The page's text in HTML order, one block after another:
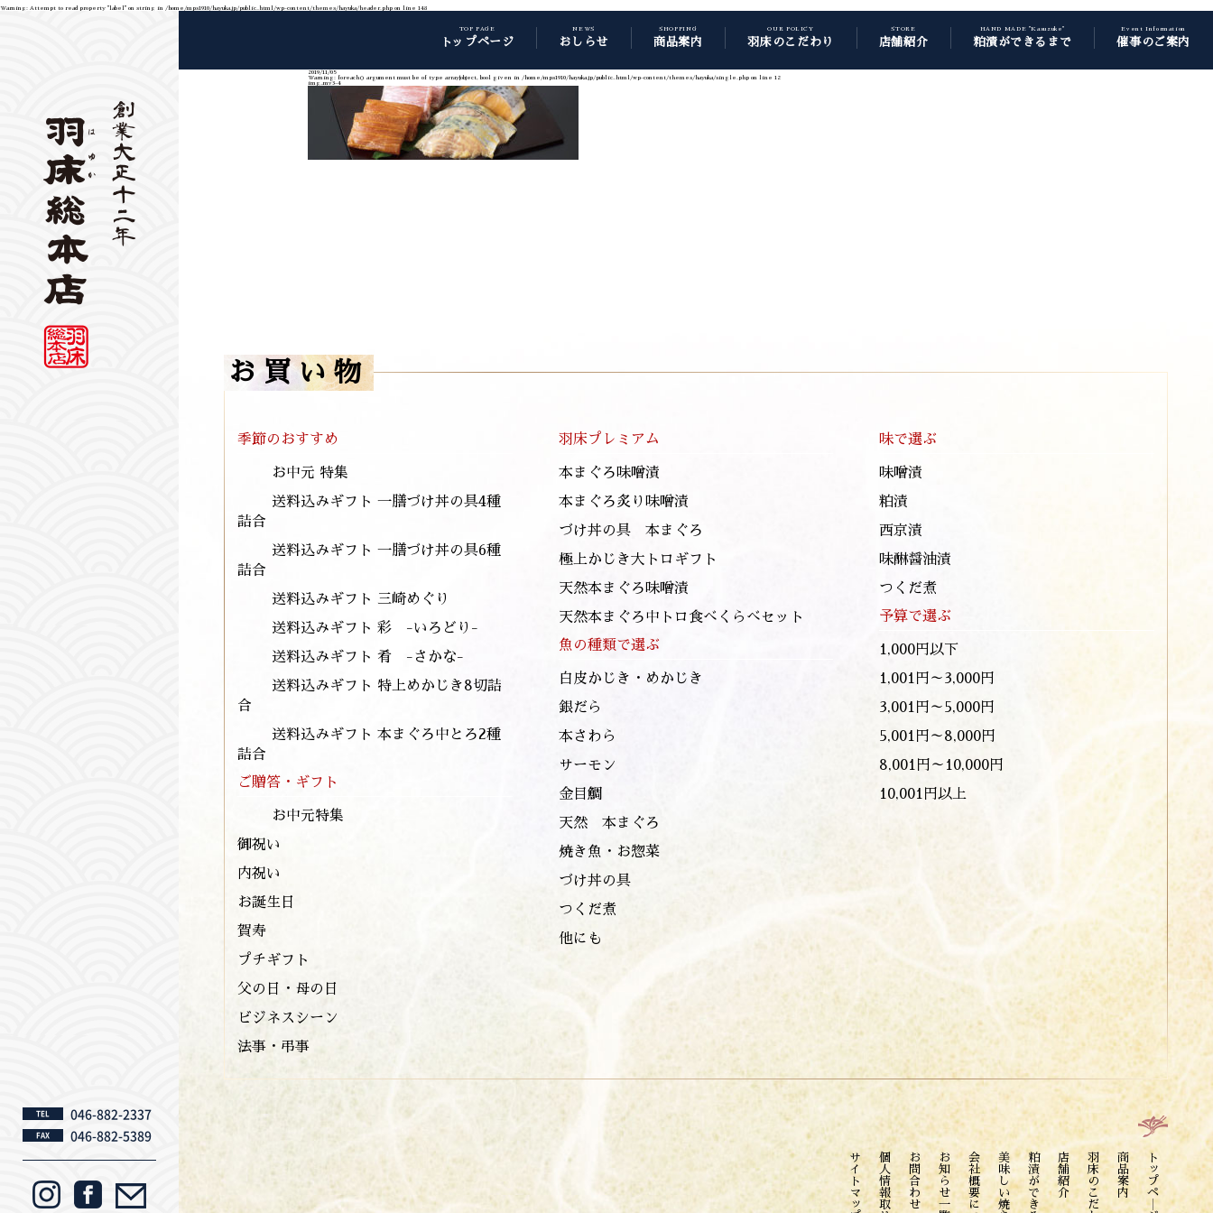
Warning: Attempt to read property "label" on string in /home/mps1910/hayuka.jp/public_html/wp-content/themes/hayuka/header.php on line 148
TEL 046-882-2337
FAX 046-882-5389
TOP PAGE
トップページ
NEWS
おしらせ
SHOPPING
商品案内
OUR POLICY
羽床のこだわり
STORE
店舗紹介
HAND MADE "Kasuzuke"
粕漬ができるまで
Event Information
催事のご案内
2019/11/05
Warning: foreach() argument must be of type array|object, bool given in /home/mps1910/hayuka.jp/public_html/wp-content/themes/hayuka/single.php on line 12
img_mv3-4
お買い物
季節のおすすめ
お中元 特集
送料込みギフト 一膳づけ丼の具4種
詰合
送料込みギフト 一膳づけ丼の具6種
詰合
送料込みギフト 三崎めぐり
送料込みギフト 彩 -いろどり-
送料込みギフト 肴 -さかな-
送料込みギフト 特上めかじき8切詰
合
送料込みギフト 本まぐろ中とろ2種
詰合
ご贈答・ギフト
お中元特集
御祝い
内祝い
お誕生日
賀寿
プチギフト
父の日・母の日
ビジネスシーン
法事・弔事
羽床プレミアム
本まぐろ味噌漬
本まぐろ炙り味噌漬
づけ丼の具 本まぐろ
極上かじき大トロギフト
天然本まぐろ味噌漬
天然本まぐろ中トロ食べくらべセット
魚の種類で選ぶ
白皮かじき・めかじき
銀だら
本さわら
サーモン
金目鯛
天然 本まぐろ
焼き魚・お惣菜
づけ丼の具
つくだ煮
他にも
味で選ぶ
味噌漬
粕漬
西京漬
味醂醤油漬
つくだ煮
予算で選ぶ
1,000円以下
1,001円～3,000円
3,001円～5,000円
5,001円～8,000円
8,001円～10,000円
10,001円以上
トップペ―ジ
商品案内
羽床のこだわり
店舗紹介
美味しい焼き方
お知らせ一覧
お問合わせ
サイトマップ